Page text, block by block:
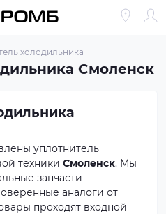
холодильника
Смоленск
уплотнитель
техники Смоленск. Мы
запчасти
аналоги от
проходят входной